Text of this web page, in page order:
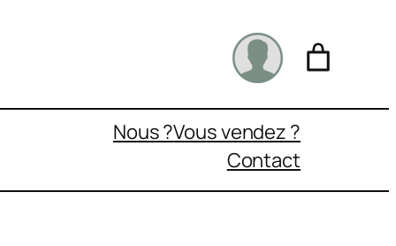
Nous ?Vous vendez ?
Contact